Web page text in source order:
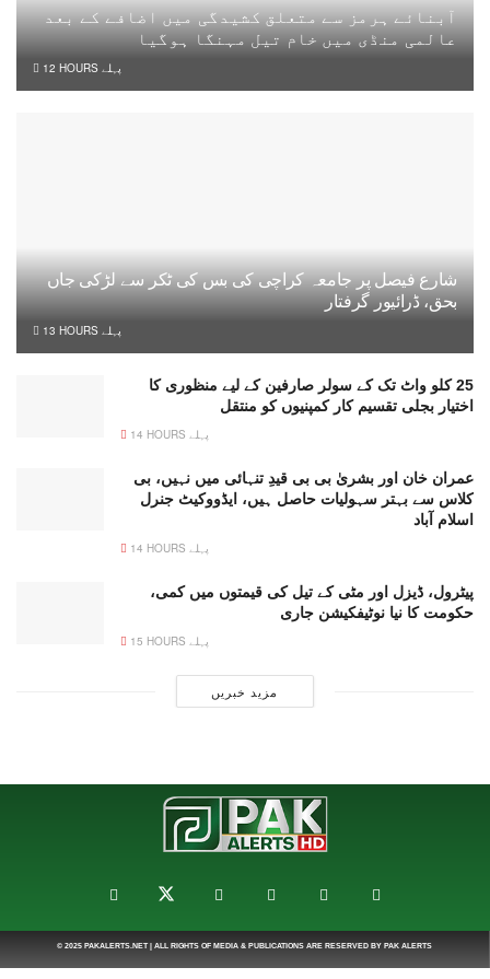
آبنائے ہرمز سے متعلق کشیدگی میں اضافے کے بعد
عالمی منڈی میں خام تیل مہنگا ہوگیا
12 HOURS پہلے
شارع فیصل پر جامعہ کراچی کی بس کی ٹکر سے لڑکی جاں
بحق، ڈرائیور گرفتار
13 HOURS پہلے
25 کلو واٹ تک کے سولر صارفین کے لیے منظوری کا
اختیار بجلی تقسیم کار کمپنیوں کو منتقل
14 HOURS پہلے
عمران خان اور بشریٰ بی بی قیدِ تنہائی میں نہیں، بی
کلاس سے بہتر سہولیات حاصل ہیں، ایڈووکیٹ جنرل
اسلام آباد
14 HOURS پہلے
پیٹرول، ڈیزل اور مٹی کے تیل کی قیمتوں میں کمی،
حکومت کا نیا نوٹیفکیشن جاری
15 HOURS پہلے
مزید خبریں
© 2025 PAKALERTS.NET| ALL RIGHTS OF MEDIA & PUBLICATIONS ARE RESERVED BY PAK ALERTS